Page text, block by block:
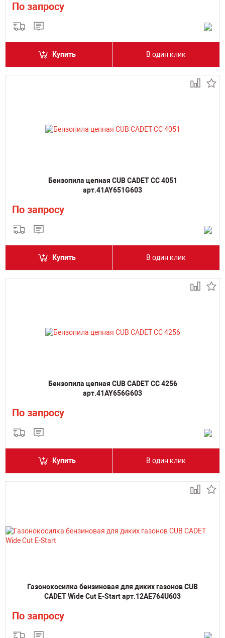
По запросу
Купить В один клик
Бензопила цепная CUB CADET CC 4051
арт.41AY651G603
По запросу
Купить В один клик
Бензопила цепная CUB CADET CC 4256
арт.41AY656G603
По запросу
Купить В один клик
Газонокосилка бензиновая для диких газонов CUB
CADET Wide Cut E-Start арт.12AE764U603
По запросу